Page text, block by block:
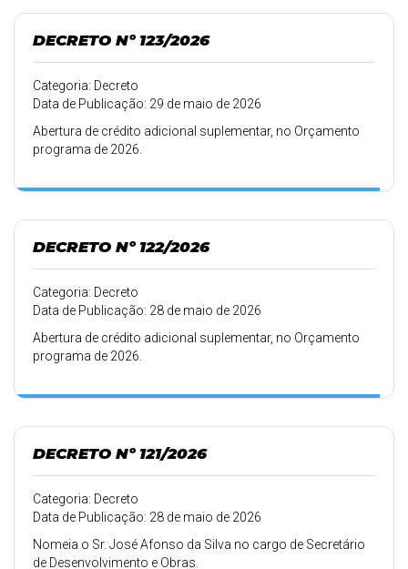
DECRETO Nº 123/2026
Categoria: Decreto
Data de Publicação: 29 de maio de 2026
Abertura de crédito adicional suplementar, no Orçamento
programa de 2026.
DECRETO Nº 122/2026
Categoria: Decreto
Data de Publicação: 28 de maio de 2026
Abertura de crédito adicional suplementar, no Orçamento
programa de 2026.
DECRETO Nº 121/2026
Categoria: Decreto
Data de Publicação: 28 de maio de 2026
Nomeia o Sr. José Afonso da Silva no cargo de Secretário
de Desenvolvimento e Obras.